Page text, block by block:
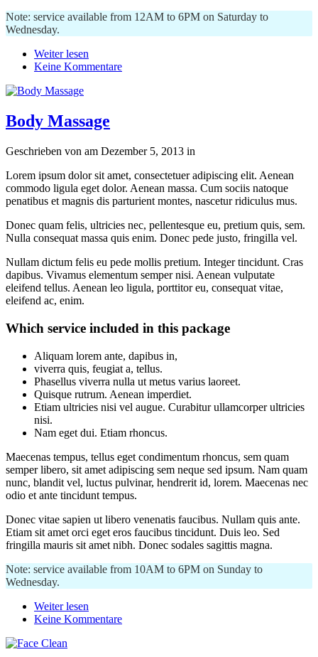
Note: service available from 12AM to 6PM on Saturday to
Wednesday.
Weiter lesen
Keine Kommentare
Body Massage
Geschrieben von am Dezember 5, 2013 in
Lorem ipsum dolor sit amet, consectetuer adipiscing elit. Aenean
commodo ligula eget dolor. Aenean massa. Cum sociis natoque
penatibus et magnis dis parturient montes, nascetur ridiculus mus.
Donec quam felis, ultricies nec, pellentesque eu, pretium quis, sem.
Nulla consequat massa quis enim. Donec pede justo, fringilla vel.
Nullam dictum felis eu pede mollis pretium. Integer tincidunt. Cras
dapibus. Vivamus elementum semper nisi. Aenean vulputate
eleifend tellus. Aenean leo ligula, porttitor eu, consequat vitae,
eleifend ac, enim.
Which service included in this package
Aliquam lorem ante, dapibus in,
viverra quis, feugiat a, tellus.
Phasellus viverra nulla ut metus varius laoreet.
Quisque rutrum. Aenean imperdiet.
Etiam ultricies nisi vel augue. Curabitur ullamcorper ultricies
nisi.
Nam eget dui. Etiam rhoncus.
Maecenas tempus, tellus eget condimentum rhoncus, sem quam
semper libero, sit amet adipiscing sem neque sed ipsum. Nam quam
nunc, blandit vel, luctus pulvinar, hendrerit id, lorem. Maecenas nec
odio et ante tincidunt tempus.
Donec vitae sapien ut libero venenatis faucibus. Nullam quis ante.
Etiam sit amet orci eget eros faucibus tincidunt. Duis leo. Sed
fringilla mauris sit amet nibh. Donec sodales sagittis magna.
Note: service available from 10AM to 6PM on Sunday to
Wednesday.
Weiter lesen
Keine Kommentare